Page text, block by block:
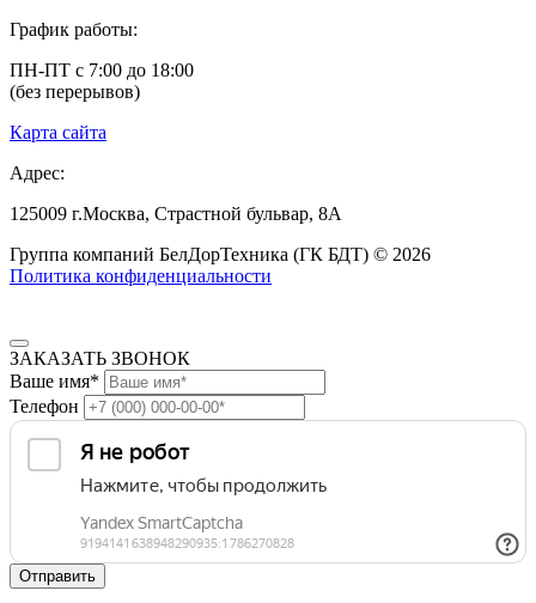
График работы:
ПН-ПТ с 7:00 до 18:00
(без перерывов)
Карта сайта
Адрес:
125009 г.Москва, Страстной бульвар, 8А
Группа компаний БелДорТехника (ГК БДТ) © 2026
Политика конфиденциальности
ЗАКАЗАТЬ ЗВОНОК
Ваше имя*
Телефон